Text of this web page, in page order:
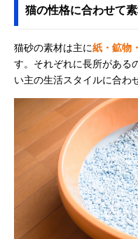
猫の性格に合わせて
猫砂の素材は主に紙・鉱物
す。それぞれに長所がある
い主の生活スタイルに合わ